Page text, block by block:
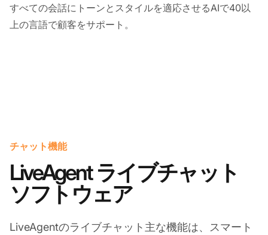
すべての会話にトーンとスタイルを適応させるAIで40以
上の言語で顧客をサポート。
チャット機能
LiveAgent ライブチャット
ソフトウェア
LiveAgentのライブチャット主な機能は、スマート